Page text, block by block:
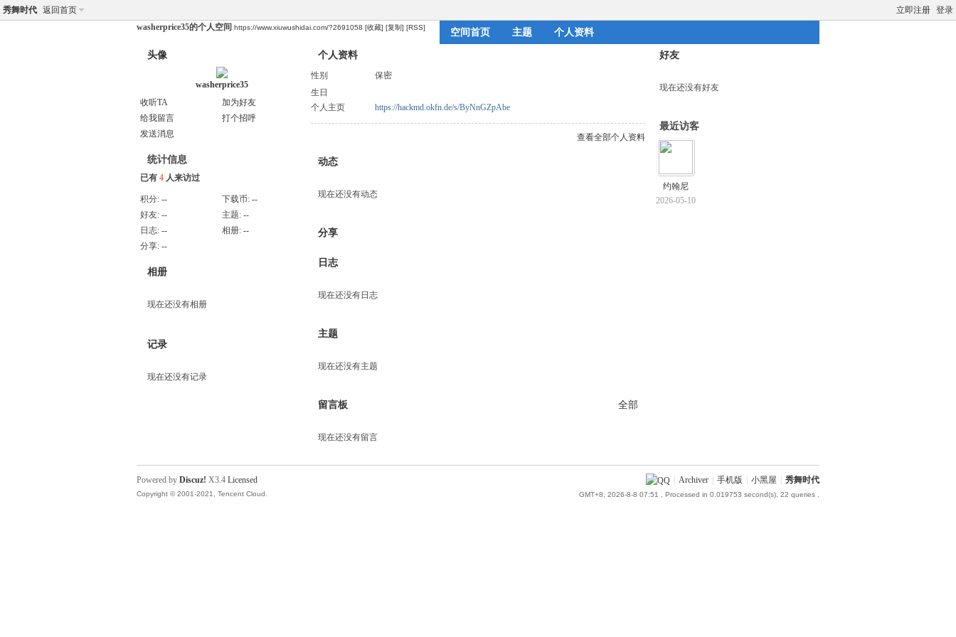
立即注册 登录
秀舞时代 返回首页
washerprice35的个人空间 https://www.xiuwushidai.com/?2691058 [收藏] [复制] [RSS] 空间首页 主题 个人资料
头像
washerprice35
收听TA
加为好友
给我留言
打个招呼
发送消息
统计信息
已有 4 人来访过
积分: -- 下载币: --
好友: -- 主题: --
日志: -- 相册: --
分享: --
相册
现在还没有相册
记录
现在还没有记录
个人资料
性别
保密
生日
个人主页
https://hackmd.okfn.de/s/ByNnGZpAbe
查看全部个人资料
动态
现在还没有动态
分享
日志
现在还没有日志
主题
现在还没有主题
留言板 全部
现在还没有留言
好友
现在还没有好友
最近访客
约翰尼
2026-05-10
Archiver 手机版 小黑屋 秀舞时代
GMT+8, 2026-8-8 07:51 , Processed in 0.019753 second(s), 22 queries .
Powered by Discuz! X3.4 Licensed
Copyright © 2001-2021, Tencent Cloud.